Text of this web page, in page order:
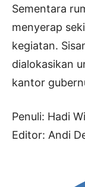
Sementara
menyerap
kegiatan.
dialokasikan
kantor
Penuli: Hadi
Editor: Andi